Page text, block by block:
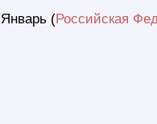
Январь (Российская